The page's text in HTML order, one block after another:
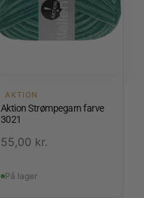
AKTION
Aktion Strømpegarn farve
3021
55,00 kr.
På lager